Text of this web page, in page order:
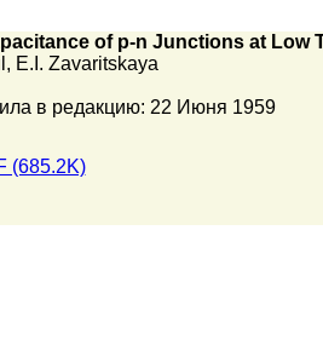
of p-n Junctions at Low
, E.I. Zavaritskaya
в редакцию: 22 Июня 1959
(685.2K)